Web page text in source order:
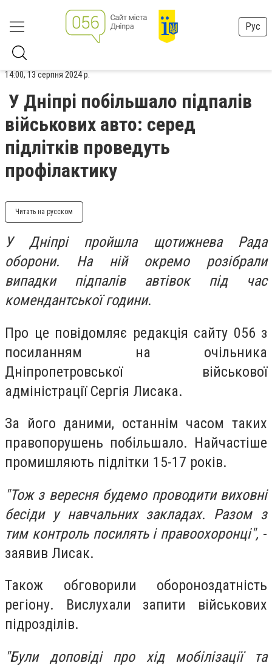
Рус
14:00, 13 серпня 2024 р.
У Дніпрі побільшало підпалів
військових авто: серед
підлітків проведуть
профілактику
Читать на русском
У Дніпрі пройшла щотижнева Рада
оборони. На ній окремо розібрали
випадки підпалів автівок під час
комендантської години.
Про це повідомляє редакція сайту 056 з
посиланням на очільника
Дніпропетровської військової
адміністрації Сергія Лисака.
За його даними, останнім часом таких
правопорушень побільшало. Найчастіше
промишляють підлітки 15-17 років.
"Тож з вересня будемо проводити виховні
бесіди у навчальних закладах. Разом з
тим контроль посилять і правоохоронці", -
заявив Лисак.
Також обговорили обороноздатність
регіону. Вислухали запити військових
підрозділів.
"Були доповіді про хід мобілізації та